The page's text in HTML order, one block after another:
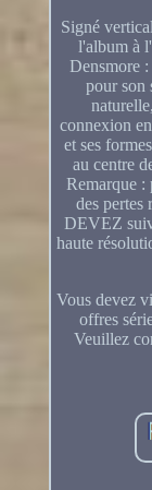
Signé
l'album à
Densmore
pour son
connexion
et ses
au centre
Remarque :
des pertes
DEVEZ
haute
Vous devez
offres
Veuillez